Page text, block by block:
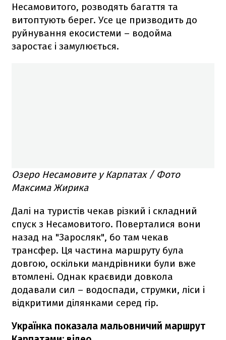
Несамовитого, розводять багаття та
витоптують берег. Усе це призводить до
руйнування екосистеми – водойма
заростає і замулюється.
Озеро Несамовите у Карпатах / Фото
Максима Жирика
Далі на туристів чекав різкий і складний
спуск з Несамовитого. Поверталися вони
назад на "Заросляк", бо там чекав
трансфер. Ця частина маршруту була
довгою, оскільки мандрівники були вже
втомлені. Однак краєвиди довкола
додавали сил – водоспади, струмки, ліси і
відкритими ділянками серед гір.
Українка показала мальовничий маршрут